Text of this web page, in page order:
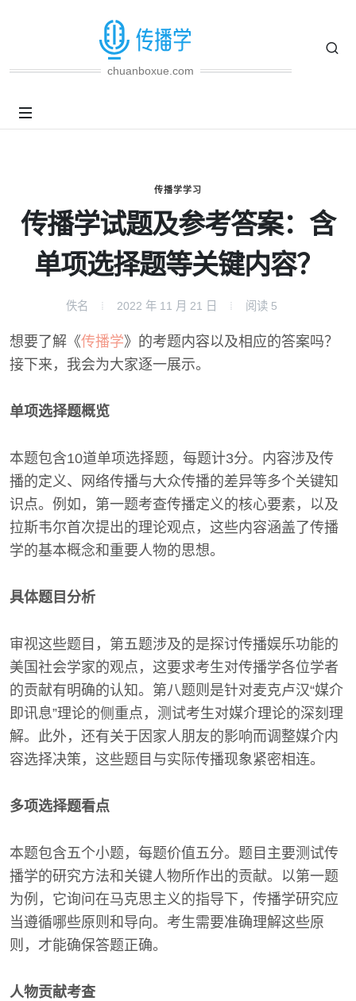
chuanboxue.com
传播学学习
传播学试题及参考答案：含
单项选择题等关键内容？
佚名 2022 年 11 月 21 日 阅读 5
想要了解《传播学》的考题内容以及相应的答案吗？
接下来，我会为大家逐一展示。
单项选择题概览
本题包含10道单项选择题，每题计3分。内容涉及传
播的定义、网络传播与大众传播的差异等多个关键知
识点。例如，第一题考查传播定义的核心要素，以及
拉斯韦尔首次提出的理论观点，这些内容涵盖了传播
学的基本概念和重要人物的思想。
具体题目分析
审视这些题目，第五题涉及的是探讨传播娱乐功能的
美国社会学家的观点，这要求考生对传播学各位学者
的贡献有明确的认知。第八题则是针对麦克卢汉“媒介
即讯息”理论的侧重点，测试考生对媒介理论的深刻理
解。此外，还有关于因家人朋友的影响而调整媒介内
容选择决策，这些题目与实际传播现象紧密相连。
多项选择题看点
本题包含五个小题，每题价值五分。题目主要测试传
播学的研究方法和关键人物所作出的贡献。以第一题
为例，它询问在马克思主义的指导下，传播学研究应
当遵循哪些原则和导向。考生需要准确理解这些原
则，才能确保答题正确。
人物贡献考查